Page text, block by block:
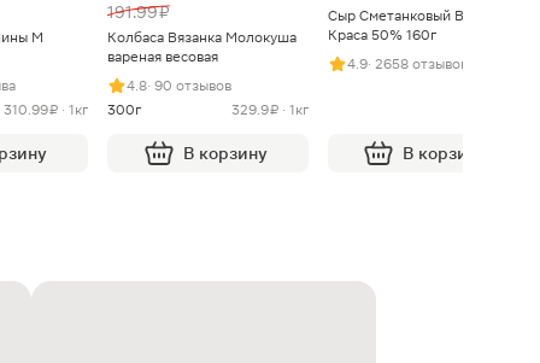
М
310.99 ₽ · 1кг
191.99 ₽
Колбаса Вязанка Молокуша
вареная весовая
4.8· 90 отзывов
300г
329.9 ₽ · 1кг
В корзину
Сыр Сметанковый Варвара
Краса 50% 160г
4.9· 2658 отзывов
В корзину